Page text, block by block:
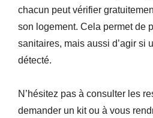
chacun peut vérifier
son logement. Cela permet de
sanitaires, mais aussi d’agir si
détecté.
N’hésitez pas à consulter les
demander un kit ou à vous